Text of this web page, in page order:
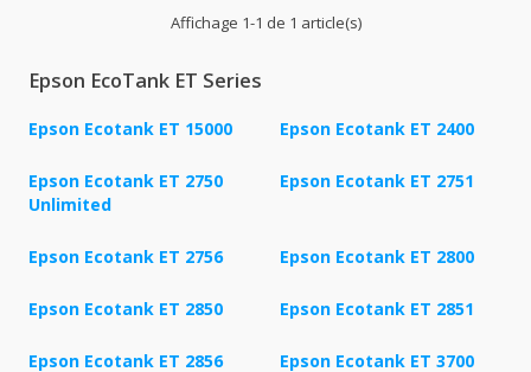
Affichage 1-1 de 1 article(s)
Epson EcoTank ET Series
Epson Ecotank ET 15000 Epson Ecotank ET 2400
Epson Ecotank ET 2750
Unlimited
Epson Ecotank ET 2751
Epson Ecotank ET 2756 Epson Ecotank ET 2800
Epson Ecotank ET 2850 Epson Ecotank ET 2851
Epson Ecotank ET 2856
Epson Ecotank ET 3700